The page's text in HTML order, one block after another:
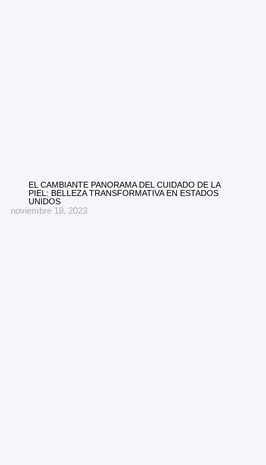
EL CAMBIANTE PANORAMA DEL CUIDADO DE LA
PIEL: BELLEZA TRANSFORMATIVA EN ESTADOS
UNIDOS
noviembre 18, 2023